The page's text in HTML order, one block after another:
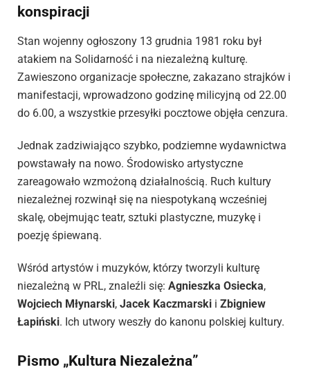
konspiracji
Stan wojenny ogłoszony 13 grudnia 1981 roku był
atakiem na Solidarność i na niezależną kulturę.
Zawieszono organizacje społeczne, zakazano strajków i
manifestacji, wprowadzono godzinę milicyjną od 22.00
do 6.00, a wszystkie przesyłki pocztowe objęła cenzura.
Jednak zadziwiająco szybko, podziemne wydawnictwa
powstawały na nowo. Środowisko artystyczne
zareagowało wzmożoną działalnością. Ruch kultury
niezależnej rozwinął się na niespotykaną wcześniej
skalę, obejmując teatr, sztuki plastyczne, muzykę i
poezję śpiewaną.
Wśród artystów i muzyków, którzy tworzyli kulturę
niezależną w PRL, znaleźli się: Agnieszka Osiecka,
Wojciech Młynarski, Jacek Kaczmarski i Zbigniew
Łapiński. Ich utwory weszły do kanonu polskiej kultury.
Pismo „Kultura Niezależna”